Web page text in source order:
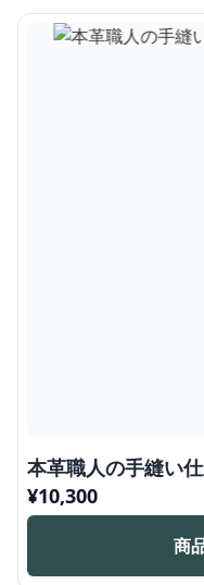
本革職人の手縫い
¥10,300
商